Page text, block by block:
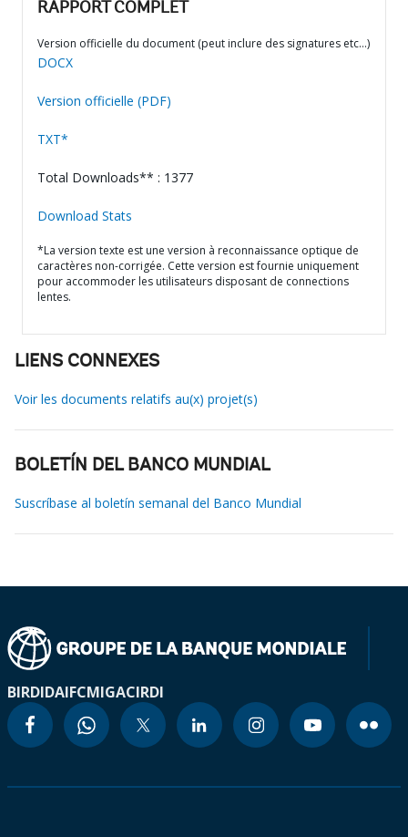
RAPPORT COMPLET
Version officielle du document (peut inclure des signatures etc…)
DOCX
Version officielle (PDF)
TXT*
Total Downloads** : 1377
Download Stats
*La version texte est une version à reconnaissance optique de
caractères non-corrigée. Cette version est fournie uniquement
pour accommoder les utilisateurs disposant de connections
lentes.
LIENS CONNEXES
Voir les documents relatifs au(x) projet(s)
BOLETÍN DEL BANCO MUNDIAL
Suscríbase al boletín semanal del Banco Mundial
BIRDIDAIFCMIGACIRDI